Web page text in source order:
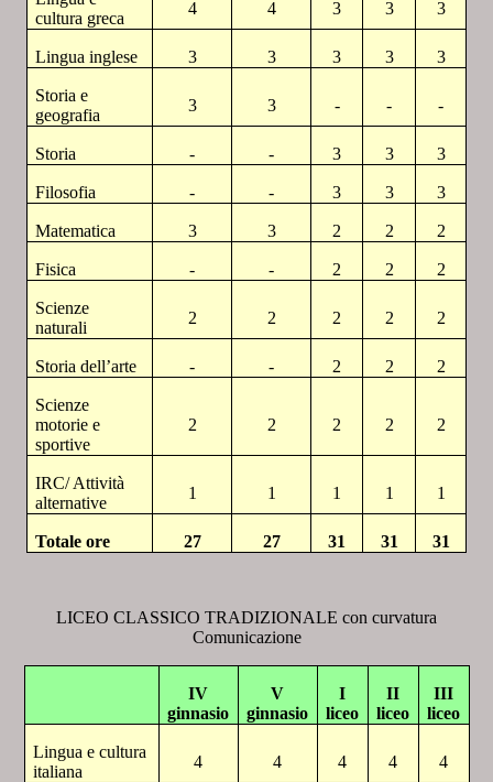
cultura greca
4 4 3 3 3
Lingua inglese 3 3 3 3 3
Storia e
geografia
3 3 - - -
Storia - - 3 3 3
Filosofia - - 3 3 3
Matematica 3 3 2 2 2
Fisica - - 2 2 2
Scienze
naturali
2 2 2 2 2
Storia dell’arte - - 2 2 2
Scienze
motorie e
sportive
2 2 2 2 2
IRC/ Attività
alternative
1 1 1 1 1
Totale ore 27 27 31 31 31
LICEO CLASSICO TRADIZIONALE con curvatura
Comunicazione
IV
ginnasio
V
ginnasio
I
liceo
II
liceo
III
liceo
Lingua e cultura
italiana
4 4 4 4 4